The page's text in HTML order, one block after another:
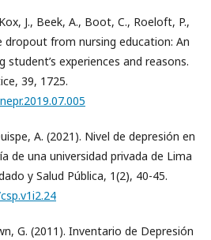
J., Beek, A., Boot, C., Roeloft, P.,
dropout from nursing education: An
experiences and reasons.
39, 1725.
A. (2021). Nivel de depresión en
de una universidad privada de Lima
y Salud Pública, 1(2), 40-45.
G. (2011). Inventario de Depresión